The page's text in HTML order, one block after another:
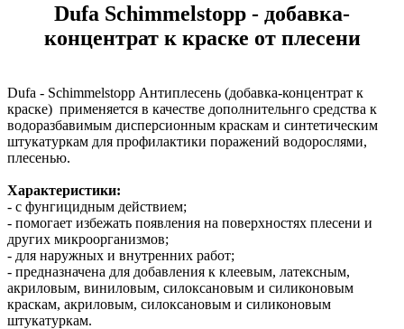
Dufa Schimmelstopp - добавка-
концентрат к краске от плесени
Dufa - Schimmelstopp Антиплесень (добавка-концентрат к
краске) применяется в качестве дополнительнго средства к
водоразбавимым дисперсионным краскам и синтетическим
штукатуркам для профилактики поражений водорослями,
плесенью.
Характеристики:
- с фунгицидным действием;
- помогает избежать появления на поверхностях плесени и
других микроорганизмов;
- для наружных и внутренних работ;
- предназначена для добавления к клеевым, латексным,
акриловым, виниловым, силоксановым и силиконовым
краскам, акриловым, силоксановым и силиконовым
штукатуркам.